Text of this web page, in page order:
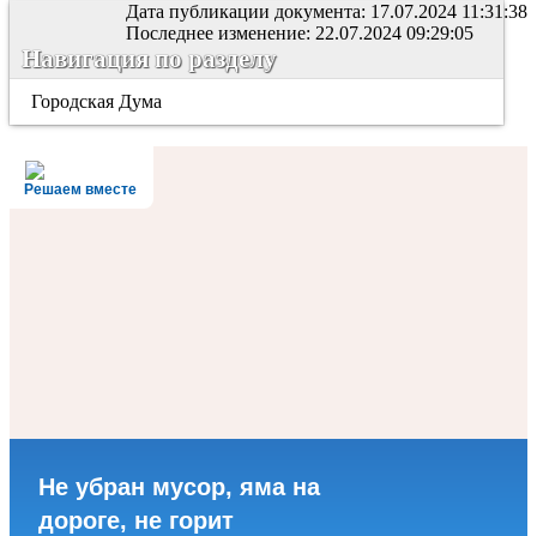
Дата публикации документа: 17.07.2024 11:31:38
Последнее изменение: 22.07.2024 09:29:05
Навигация по разделу
Городская Дума
Решаем вместе
Не убран мусор, яма на
дороге, не горит